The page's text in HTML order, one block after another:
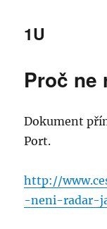
1U
Proč ne
Dokument
Port.
http://
-neni-radar-